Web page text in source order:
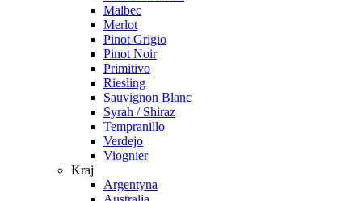
Malbec
Merlot
Pinot Grigio
Pinot Noir
Primitivo
Riesling
Sauvignon Blanc
Syrah / Shiraz
Tempranillo
Verdejo
Viognier
Kraj
Argentyna